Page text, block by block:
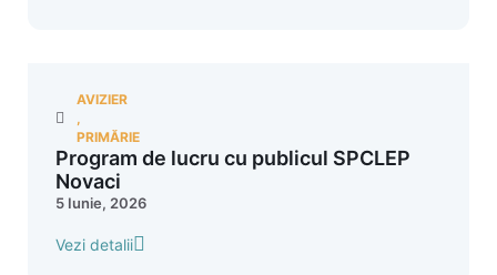
AVIZIER
,
PRIMĂRIE
Program de lucru cu publicul SPCLEP
Novaci
5 Iunie, 2026
Vezi detalii